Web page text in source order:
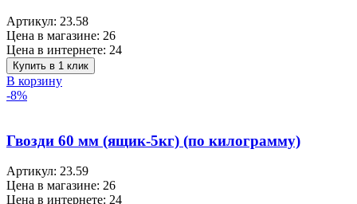
Артикул: 23.58
Цена в магазине: 26
Цена в интернете: 24
Купить в 1 клик
В корзину
-8%
Гвозди 60 мм (ящик-5кг) (по килограмму)
Артикул: 23.59
Цена в магазине: 26
Цена в интернете: 24